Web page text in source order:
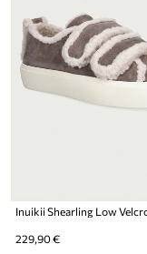
229,90 €